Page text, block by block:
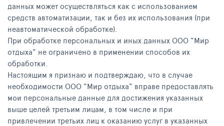
данных может осуществляться как с использованием
средств автоматизации, так и без их использования (при
неавтоматической обработке).
При обработке персональных и иных данных ООО "Мир
отдыха" не ограничено в применении способов их
обработки.
Настоящим я признаю и подтверждаю, что в случае
необходимости ООО "Мир отдыха" вправе предоставлять
мои персональные данные для достижения указанных
выше целей третьим лицам, в том числе и при
привлечении третьих лиц к оказанию услуг в указанных